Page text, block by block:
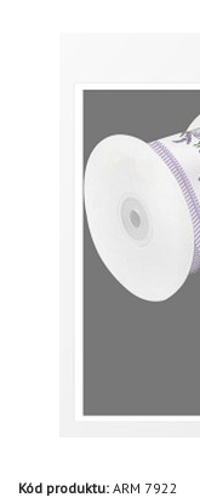
Kód produktu: ARM 7922